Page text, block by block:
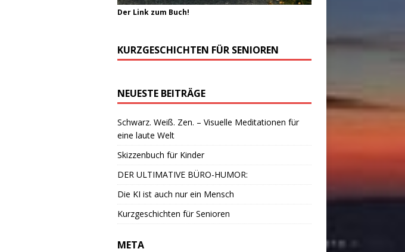
Der Link zum Buch!
KURZGESCHICHTEN FÜR SENIOREN
NEUESTE BEITRÄGE
Schwarz. Weiß. Zen. – Visuelle Meditationen für
eine laute Welt
Skizzenbuch für Kinder
DER ULTIMATIVE BÜRO-HUMOR:
Die KI ist auch nur ein Mensch
Kurzgeschichten für Senioren
META